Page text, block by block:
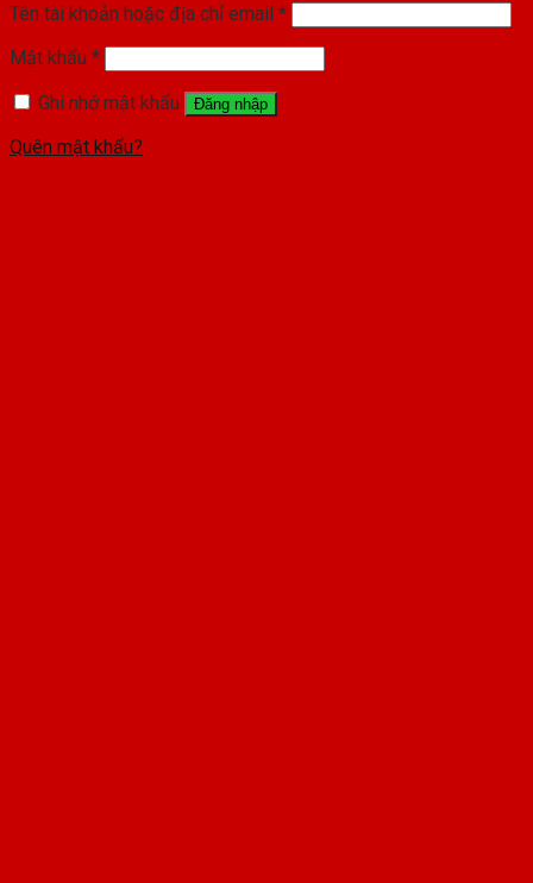
Tên tài khoản hoặc địa chỉ email *
Mật khẩu *
Ghi nhớ mật khẩu
Đăng nhập
Quên mật khẩu?